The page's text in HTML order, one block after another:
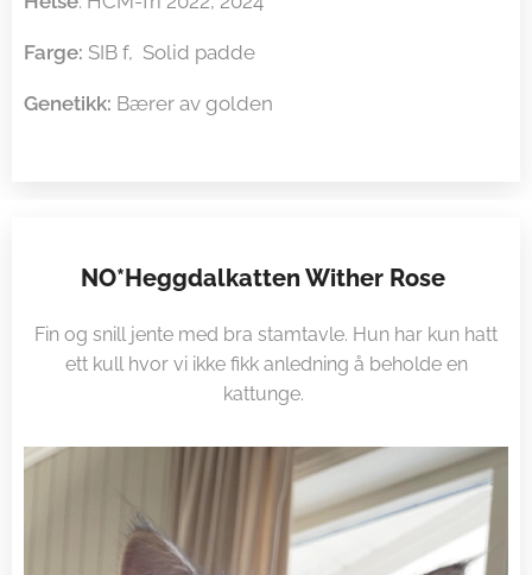
Farge: SIB f, Solid padde
Genetikk: Bærer av golden
NO*Heggdalkatten Wither Rose
Fin og snill jente med bra stamtavle. Hun har kun hatt
ett kull hvor vi ikke fikk anledning å beholde en
kattunge.